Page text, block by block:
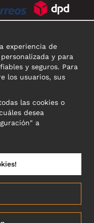
OÜ
Tallinn
experiencia de
y para
y seguros. Para
los usuarios, sus
las cookies o
desea
a